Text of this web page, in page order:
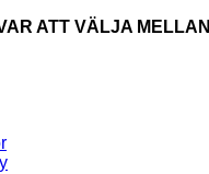
ATT VÄLJA MELLAN